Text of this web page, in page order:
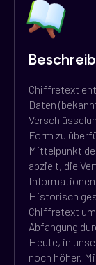
Chiffretext
Daten
Form zu
Mittelpunkt
abzielt, die
Historisch
Chiffretext
Abfangung
Heute, in
noch höher.